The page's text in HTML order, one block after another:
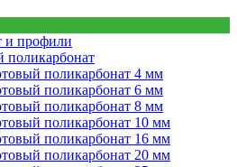
и профили
поликарбонат
поликарбонат 4 мм
поликарбонат 6 мм
поликарбонат 8 мм
поликарбонат 10 мм
поликарбонат 16 мм
поликарбонат 20 мм